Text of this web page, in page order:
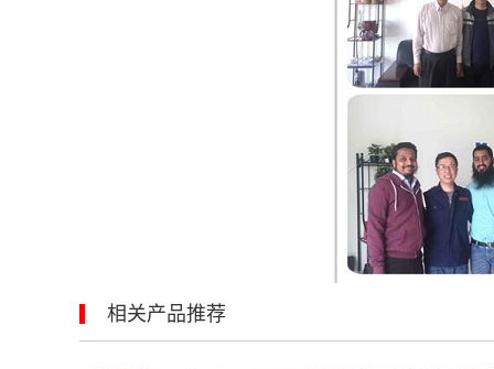
相关产品推荐